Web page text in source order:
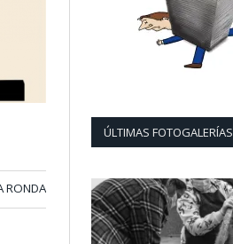
RONDA
ÚLTIMAS FOTOGALERÍAS